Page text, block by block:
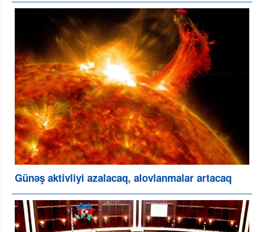
Günəş aktivliyi azalacaq, alovlanmalar artacaq